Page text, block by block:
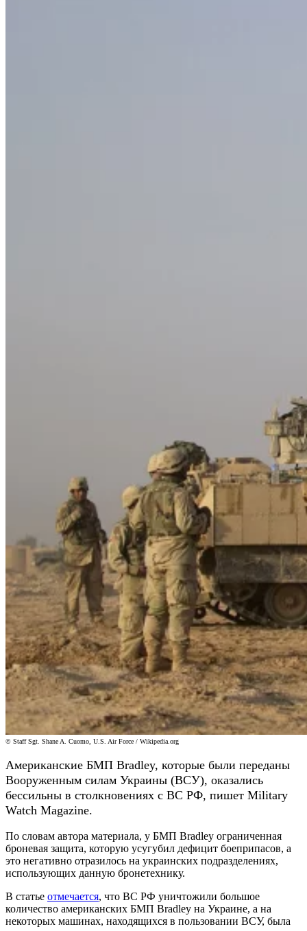
© Staff Sgt. Shane A. Cuomo, U.S. Air Force / Wikipedia.org
Американские БМП Bradley, которые были переданы
Вооруженным силам Украины (ВСУ), оказались
бессильны в столкновениях с ВС РФ, пишет Military
Watch Magazine.
По словам автора материала, у БМП Bradley ограниченная
броневая защита, которую усугубил дефицит боеприпасов, а
это негативно отразилось на украинских подразделениях,
использующих данную бронетехнику.
В статье отмечается, что ВС РФ уничтожили большое
количество американских БМП Bradley на Украине, а на
некоторых машинах, находящихся в пользовании ВСУ, была